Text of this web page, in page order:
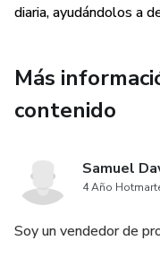
Español
8.5 x 11 pulgadas
diaria, ayudándolos a
Más
contenido
Samuel
4 Año
Soy un vendedor de